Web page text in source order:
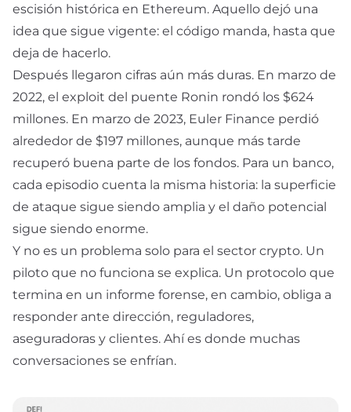
escisión histórica en Ethereum. Aquello dejó una
idea que sigue vigente: el código manda, hasta que
deja de hacerlo.
Después llegaron cifras aún más duras. En marzo de
2022, el exploit del puente Ronin rondó los $624
millones. En marzo de 2023, Euler Finance perdió
alrededor de $197 millones, aunque más tarde
recuperó buena parte de los fondos. Para un banco,
cada episodio cuenta la misma historia: la superficie
de ataque sigue siendo amplia y el daño potencial
sigue siendo enorme.
Y no es un problema solo para el sector crypto. Un
piloto que no funciona se explica. Un protocolo que
termina en un informe forense, en cambio, obliga a
responder ante dirección, reguladores,
aseguradoras y clientes. Ahí es donde muchas
conversaciones se enfrían.